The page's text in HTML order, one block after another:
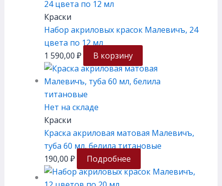
Краски
Набор акриловых красок Малевичъ, 24
цвета по 12 мл
1 590,00 ₽ В корзину
Нет на складе
Краски
Краска акриловая матовая Малевичъ,
туба 60 мл, белила титановые
190,00 ₽ Подробнее